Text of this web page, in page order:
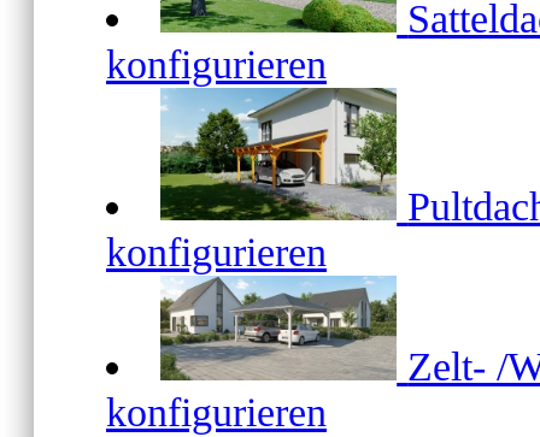
konfigurieren
konfigurieren
Zelt- /
konfigurieren